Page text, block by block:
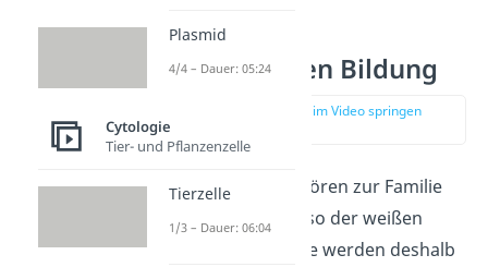
Makrophagen Bildung
zur Stelle im Video springen
Makrophagen gehören zur Familie
der Leukozyten, also der weißen
Blutkörperchen. Sie werden deshalb
Plasmid
4/4 – Dauer: 05:24
Cytologie
Tier- und Pflanzenzelle
Tierzelle
1/3 – Dauer: 06:04